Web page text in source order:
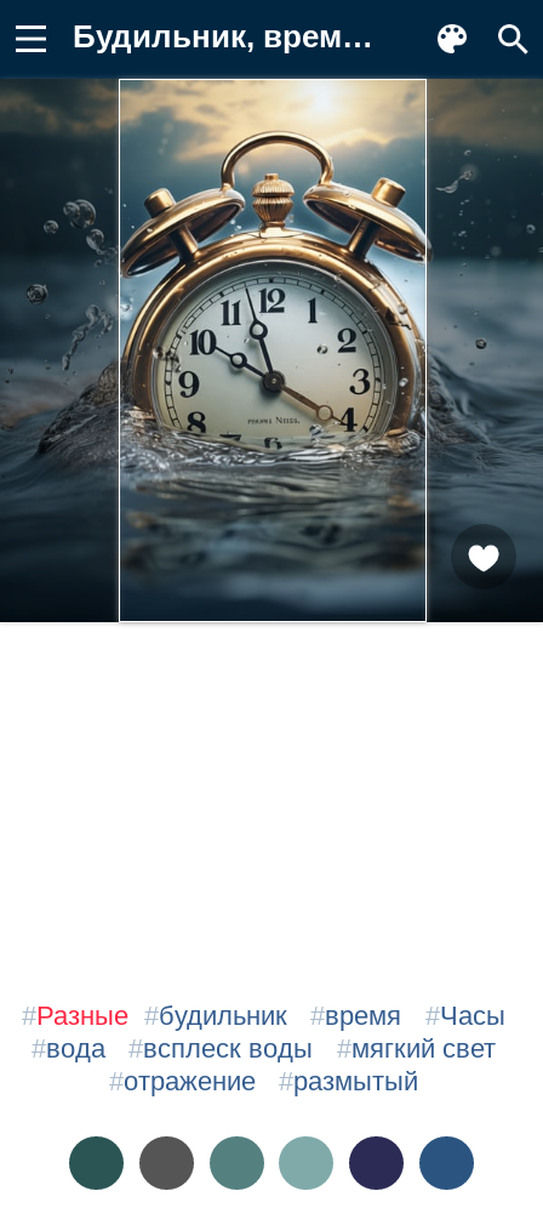
Будильник, время, Часы, вода, всплеск Обои на телефон
#Разные #будильник #время #Часы
#вода #всплеск воды #мягкий свет
#отражение #размытый